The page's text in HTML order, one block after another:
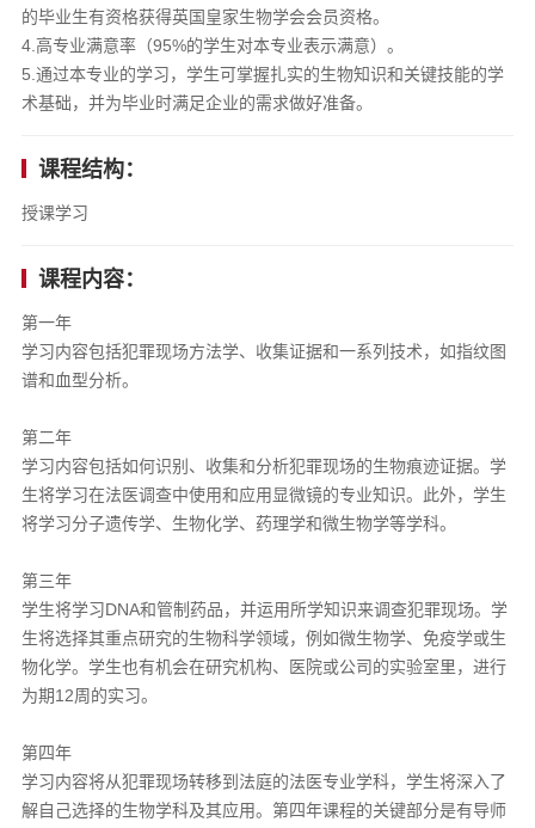
的毕业生有资格获得英国皇家生物学会会员资格。
4.高专业满意率（95%的学生对本专业表示满意）。
5.通过本专业的学习，学生可掌握扎实的生物知识和关键技能的学
术基础，并为毕业时满足企业的需求做好准备。
课程结构：
授课学习
课程内容：
第一年
学习内容包括犯罪现场方法学、收集证据和一系列技术，如指纹图
谱和血型分析。
第二年
学习内容包括如何识别、收集和分析犯罪现场的生物痕迹证据。学
生将学习在法医调查中使用和应用显微镜的专业知识。此外，学生
将学习分子遗传学、生物化学、药理学和微生物学等学科。
第三年
学生将学习DNA和管制药品，并运用所学知识来调查犯罪现场。学
生将选择其重点研究的生物科学领域，例如微生物学、免疫学或生
物化学。学生也有机会在研究机构、医院或公司的实验室里，进行
为期12周的实习。
第四年
学习内容将从犯罪现场转移到法庭的法医专业学科，学生将深入了
解自己选择的生物学科及其应用。第四年课程的关键部分是有导师